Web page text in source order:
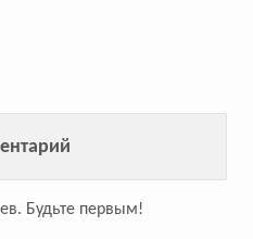
Будьте первым!